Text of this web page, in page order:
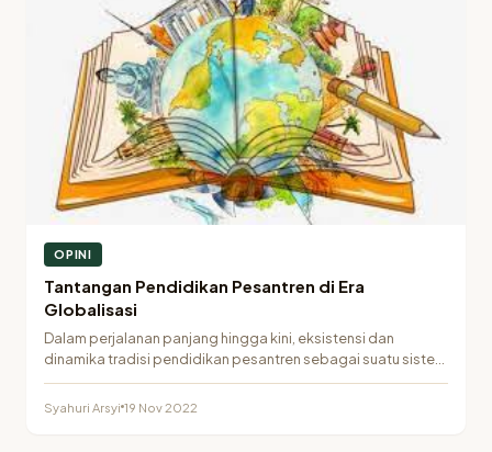
OPINI
Tantangan Pendidikan Pesantren di Era
Globalisasi
Dalam perjalanan panjang hingga kini, eksistensi dan
dinamika tradisi pendidikan pesantren sebagai suatu sistem
pendidikan tradisional…
Syahuri Arsyi 19 Nov 2022